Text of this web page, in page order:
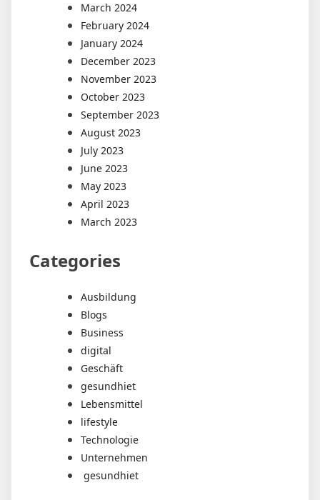
March 2024
February 2024
January 2024
December 2023
November 2023
October 2023
September 2023
August 2023
July 2023
June 2023
May 2023
April 2023
March 2023
Categories
Ausbildung
Blogs
Business
digital
Geschäft
gesundhiet
Lebensmittel
lifestyle
Technologie
Unternehmen
gesundhiet